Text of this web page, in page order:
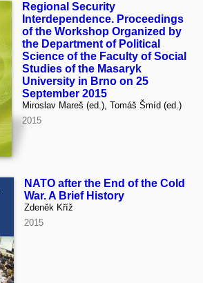
Regional Security
Interdependence. Proceedings
of the Workshop Organized by
the Department of Political
Science of the Faculty of Social
Studies of the Masaryk
University in Brno on 25
September 2015
Miroslav Mareš (ed.), Tomáš Šmíd (ed.)
2015
NATO after the End of the Cold
War. A Brief History
Zdeněk Kříž
2015